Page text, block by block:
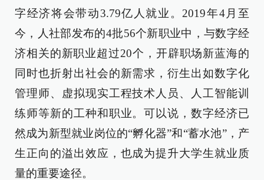
字经济将会带动3.79亿人就业。2019年4月至
今，人社部发布的4批56个新职业中，与数字经
济相关的新职业超过20个，开辟职场新蓝海的
同时也折射出社会的新需求，衍生出如数字化
管理师、虚拟现实工程技术人员、人工智能训
练师等新的工种和职业。可以说，数字经济已
然成为新型就业岗位的“孵化器”和“蓄水池”，产
生正向的溢出效应，也成为提升大学生就业质
量的重要途径。